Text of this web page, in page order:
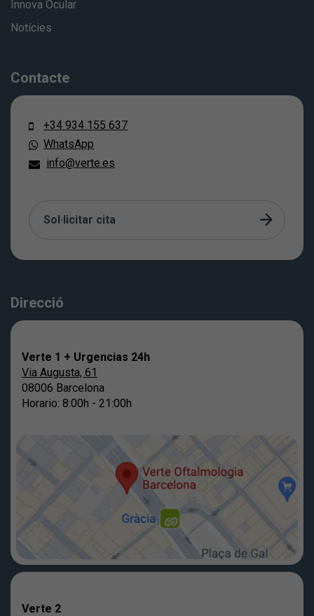
Innova Ocular
Notícies
Contacte
+34 934 155 637
WhatsApp
info@verte.es
Sol·licitar cita
Direcció
Verte 1 + Urgencias 24h
Via Augusta, 61
08006 Barcelona
Horario: 8:00h - 21:00h
Verte 2